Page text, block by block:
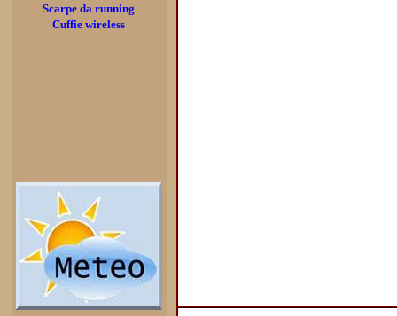
Scarpe da running
Cuffie wireless